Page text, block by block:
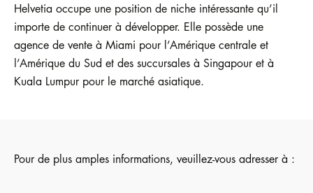
Helvetia occupe une position de niche intéressante qu’il
importe de continuer à développer. Elle possède une
agence de vente à Miami pour l’Amérique centrale et
l’Amérique du Sud et des succursales à Singapour et à
Kuala Lumpur pour le marché asiatique.
Pour de plus amples informations, veuillez-vous adresser à :